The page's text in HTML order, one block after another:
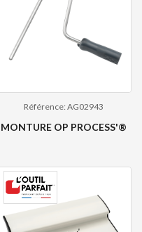
Référence: AG02943
MONTURE OP PROCESS'®